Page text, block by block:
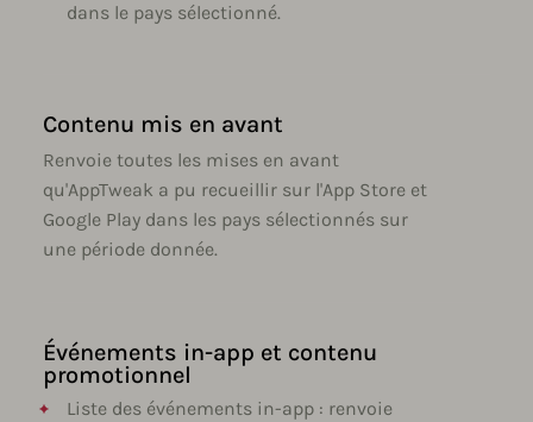
dans le pays sélectionné.
Contenu mis en avant
Renvoie toutes les mises en avant
qu'AppTweak a pu recueillir sur l'App Store et
Google Play dans les pays sélectionnés sur
une période donnée.
Événements in-app et contenu
promotionnel
Liste des événements in-app : renvoie